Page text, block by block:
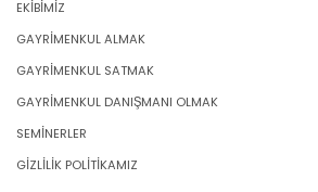
EKİBİMİZ
GAYRİMENKUL ALMAK
GAYRİMENKUL SATMAK
GAYRİMENKUL DANIŞMANI OLMAK
SEMİNERLER
GİZLİLİK POLİTİKAMIZ